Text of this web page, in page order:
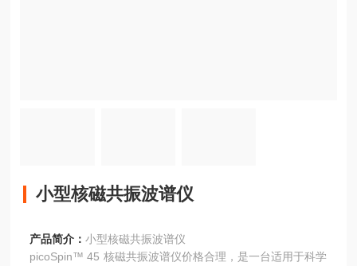
小型核磁共振波谱仪
产品简介：小型核磁共振波谱仪
picoSpin™ 45 核磁共振波谱仪价格合理，是一台适用于科学